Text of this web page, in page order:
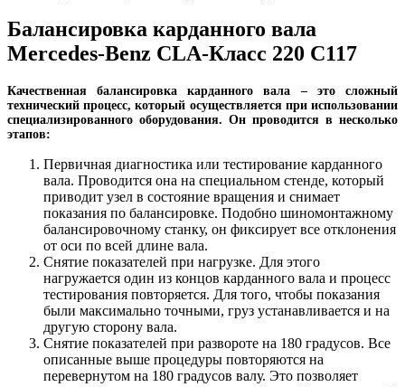
Балансировка карданного вала
Mercedes-Benz CLA-Класс 220 C117
Качественная балансировка карданного вала – это сложный
технический процесс, который осуществляется при использовании
специализированного оборудования. Он проводится в несколько
этапов:
Первичная диагностика или тестирование карданного
вала. Проводится она на специальном стенде, который
приводит узел в состояние вращения и снимает
показания по балансировке. Подобно шиномонтажному
балансировочному станку, он фиксирует все отклонения
от оси по всей длине вала.
Снятие показателей при нагрузке. Для этого
нагружается один из концов карданного вала и процесс
тестирования повторяется. Для того, чтобы показания
были максимально точными, груз устанавливается и на
другую сторону вала.
Снятие показателей при развороте на 180 градусов. Все
описанные выше процедуры повторяются на
перевернутом на 180 градусов валу. Это позволяет